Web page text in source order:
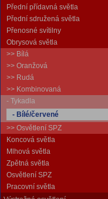
Přední přídavná světla
Přední sdružená světla
Přenosné svítilny
Obrysová světla
>> Bílá
>> Oranžová
>> Rudá
>> Kombinovaná
- Tykadla
- Bílé/červené
>> Osvětlení SPZ
Koncová světla
Mlhová světla
Zpětná světla
Osvětlení SPZ
Pracovní světla